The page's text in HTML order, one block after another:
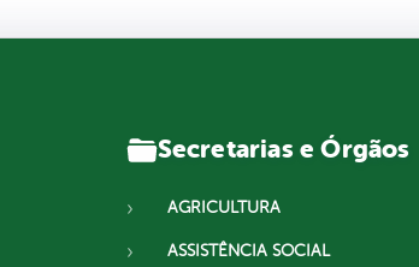
Secretarias e Órgãos
AGRICULTURA
ASSISTÊNCIA SOCIAL